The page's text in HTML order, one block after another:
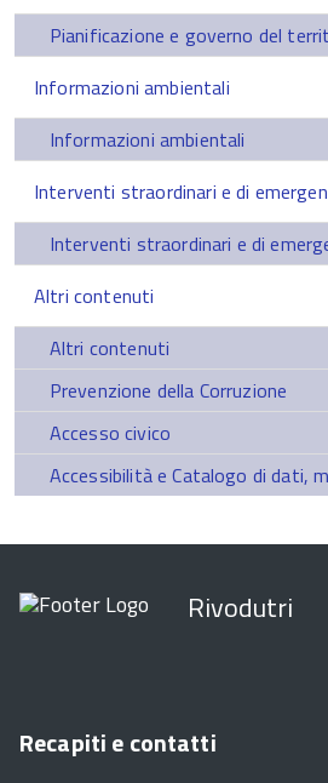
Pianificazione e governo del
Informazioni ambientali
Informazioni ambientali
Interventi straordinari e di
Interventi straordinari e di
Altri contenuti
Altri contenuti
Prevenzione della Corruzione
Accesso civico
Accessibilità e Catalogo di dati,
Rivodutri
Recapiti e contatti